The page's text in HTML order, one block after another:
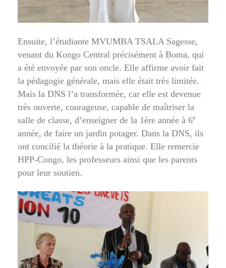
Ensuite, l’étudiante MVUMBA TSALA Sagesse,
venant du Kongo Central précisément à Boma, qui
a été envoyée par son oncle. Elle affirme avoir fait
la pédagogie générale, mais elle était très limitée.
Mais la DNS l’a transformée, car elle est devenue
très ouverte, courageuse, capable de maîtriser la
salle de classe, d’enseigner de la 1ère année à 6e
année, de faire un jardin potager. Dans la DNS, ils
ont concilié la théorie à la pratique. Elle remercie
HPP-Congo, les professeurs ainsi que les parents
pour leur soutien.